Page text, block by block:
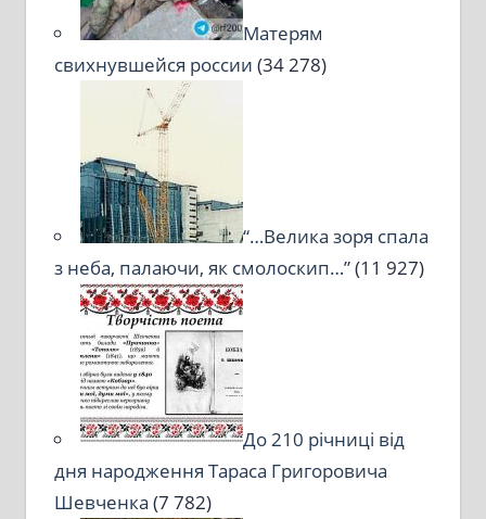
Матерям
свихнувшейся россии (34 278)
“…Велика зоря спала
з неба, палаючи, як смолоскип…”(11 927)
До 210 річниці від
дня народження Тараса Григоровича
Шевченка (7 782)